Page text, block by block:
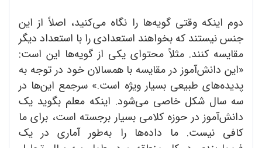
دوم اینکه وقتی گویه‌ها را نگاه می‌کنید، اصلاً از این
جنس نیستند که بخواهند استعدادی را با استعداد دیگر
مقایسه کنند. مثلاً محتوای یکی از گویه‌ها این است:
«این دانش‌آموز در مقایسه با همسالان خود در توجه به
پدیده‌های طبیعی بسیار ویژه است.» سرجمع این‌ها در
سه سال شکل خاصی می‌شود. اینکه معلم بگوید یک
دانش‌آموز در حوزه کلامی بسیار برجسته است، برای ما
کافی نیست. ما داده‌ها را به‌طور آماری در یک